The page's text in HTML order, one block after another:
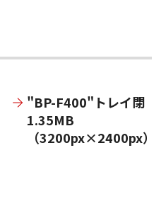
"BP-F400"トレイ閉
1.35MB
（3200px×2400px）